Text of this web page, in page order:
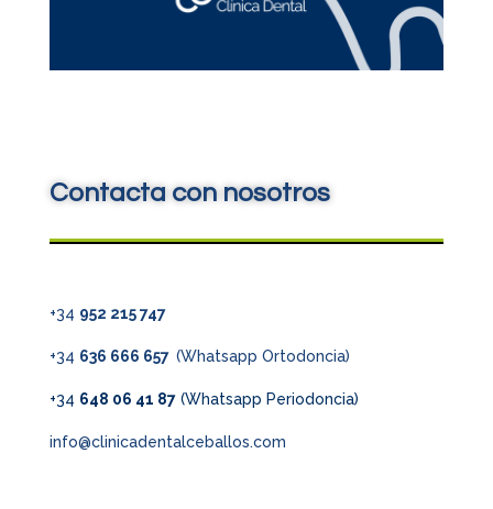
Contacta con nosotros
+34 952 215 747
+34 636 666 657 (Whatsapp Ortodoncia)
+34 648 06 41 87(Whatsapp Periodoncia)
info@clinicadentalceballos.com